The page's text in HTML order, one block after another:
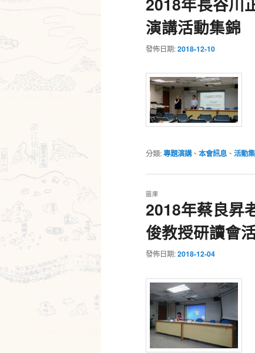
演講活動集錦
發佈日期:2018-12-10
分類:專題演講、 本會訊息 、 活動
2018年蔡良昇
俊教授研讀會
圖庫
發佈日期:2018-12-04